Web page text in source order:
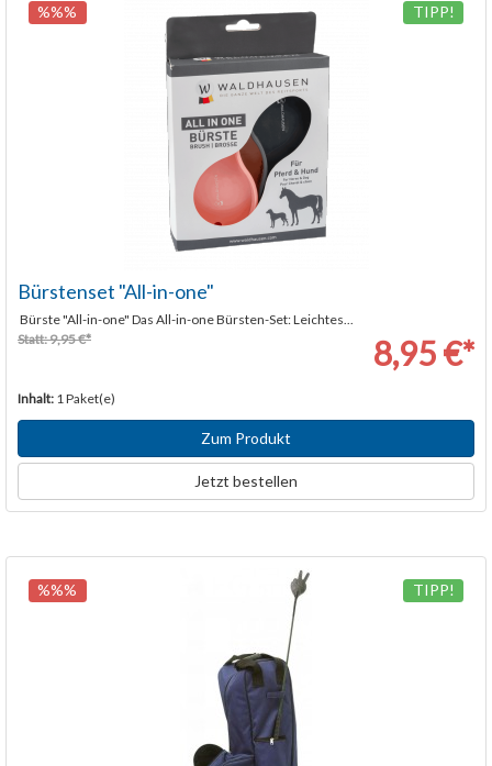
TIPP!
%%%
Bürstenset "All-in-one"
Bürste "All-in-one" Das All-in-one Bürsten-Set: Leichtes...
Statt: 9,95 €*
8,95 €*
Inhalt: 1 Paket(e)
Zum Produkt
Jetzt bestellen
TIPP!
%%%